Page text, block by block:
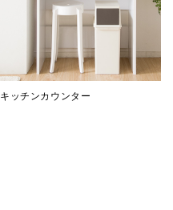
キッチンカウンター